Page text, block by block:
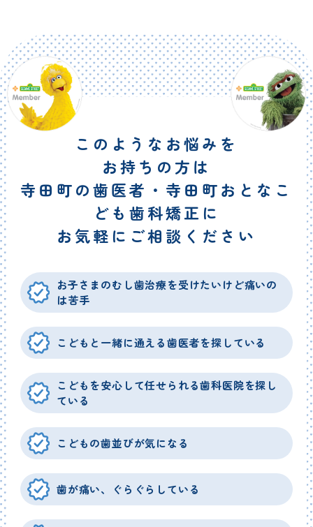
このようなお悩みを
お持ちの方は
寺田町の歯医者・寺田町おとなこ
ども歯科矯正に
お気軽にご相談ください
お子さまのむし歯治療を受けたいけど痛いの
は苦手
こどもと一緒に通える歯医者を探している
こどもを安心して任せられる歯科医院を探し
ている
こどもの歯並びが気になる
歯が痛い、ぐらぐらしている